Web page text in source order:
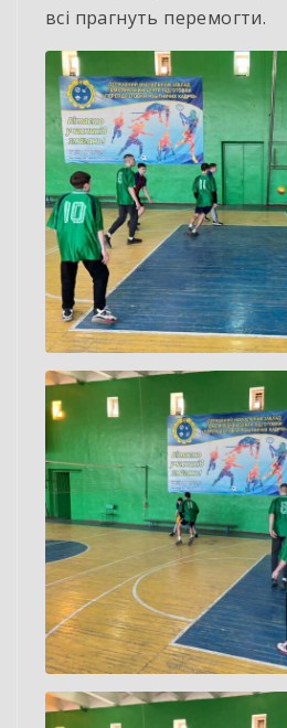
всі прагнуть перемогти.